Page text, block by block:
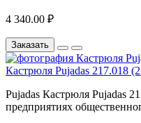
4 340.00 ₽
Заказать
Кастрюля Pujadas 217.018
Pujadas Кастрюля Pujadas
предприятиях